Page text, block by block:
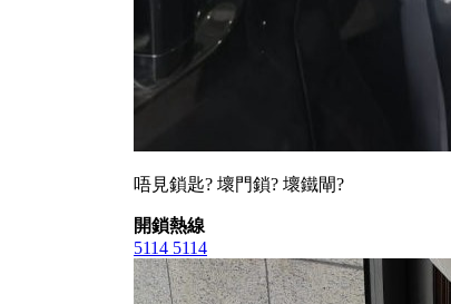
唔見鎖匙? 壞門鎖? 壞鐵閘?
開鎖熱線
5114 5114